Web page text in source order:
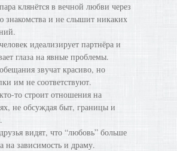
клянётся в вечной любви через
знакомства и не слышит никаких
идеализирует партнёра и
глаза на явные проблемы.
звучат красиво, но
им не соответствуют.
то строит отношения на
не обсуждая быт, границы и
видят, что “любовь” больше
на зависимость и драму.